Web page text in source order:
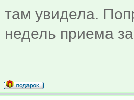
там увидела.
недель приема